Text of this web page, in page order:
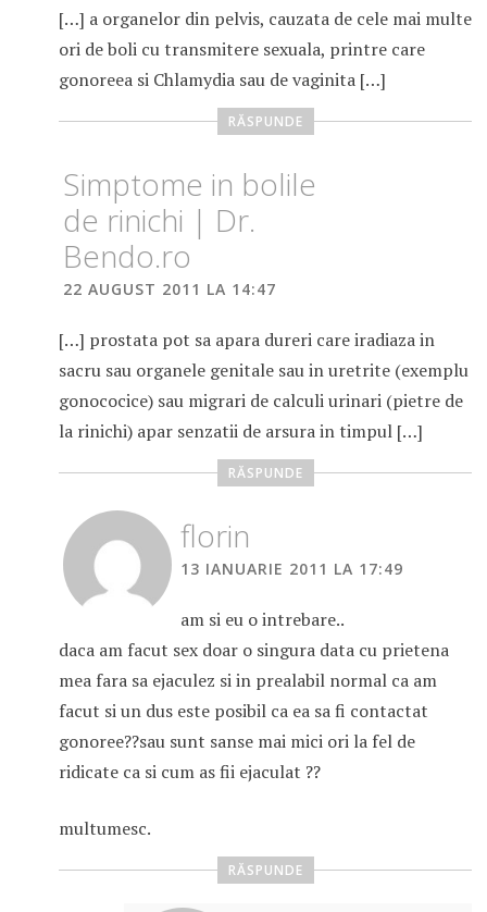
[…] a organelor din pelvis, cauzata de cele mai multe
ori de boli cu transmitere sexuala, printre care
gonoreea si Chlamydia sau de vaginita […]
RĂSPUNDE
Simptome in bolile
de rinichi | Dr.
Bendo.ro
22 AUGUST 2011 LA 14:47
[…] prostata pot sa apara dureri care iradiaza in
sacru sau organele genitale sau in uretrite (exemplu
gonococice) sau migrari de calculi urinari (pietre de
la rinichi) apar senzatii de arsura in timpul […]
RĂSPUNDE
florin
13 IANUARIE 2011 LA 17:49
am si eu o intrebare..
daca am facut sex doar o singura data cu prietena
mea fara sa ejaculez si in prealabil normal ca am
facut si un dus este posibil ca ea sa fi contactat
gonoree??sau sunt sanse mai mici ori la fel de
ridicate ca si cum as fii ejaculat ??
multumesc.
RĂSPUNDE